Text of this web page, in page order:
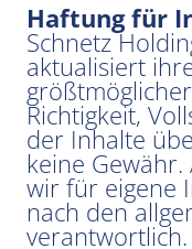
Haftung für
Schnetz
aktualisiert
Richtigkeit,
der Inhalte
keine
wir für eigene
nach den